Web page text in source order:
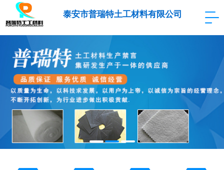
泰安市普瑞特土工材料有限公司